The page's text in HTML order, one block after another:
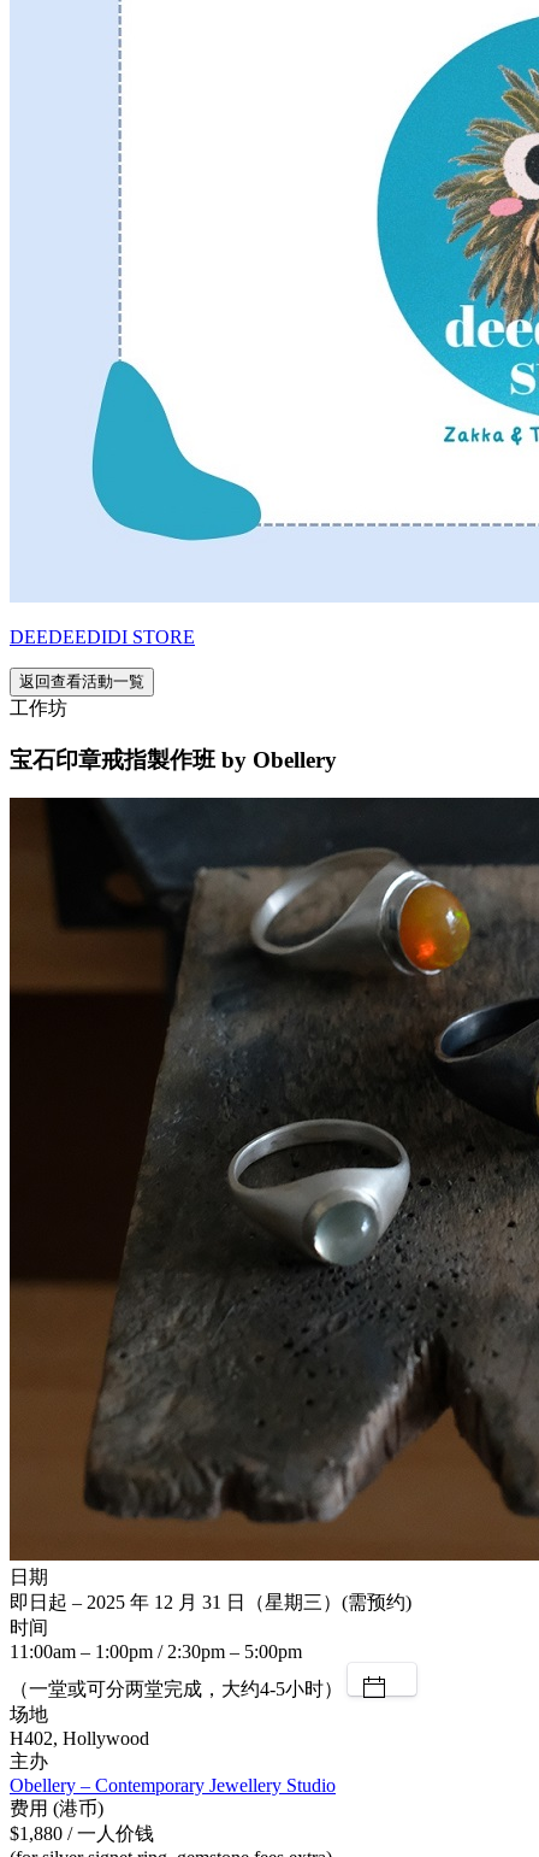
DEEDEEDIDI STORE
返回查看活動一覧
工作坊
宝石印章戒指製作班 by Obellery
日期
即日起 – 2025 年 12 月 31 日（星期三）(需预约)
时间
11:00am – 1:00pm / 2:30pm – 5:00pm
（一堂或可分两堂完成，大约4-5小时）
场地
H402, Hollywood
主办
Obellery – Contemporary Jewellery Studio
费用 (港币)
$1,880 / 一人价钱